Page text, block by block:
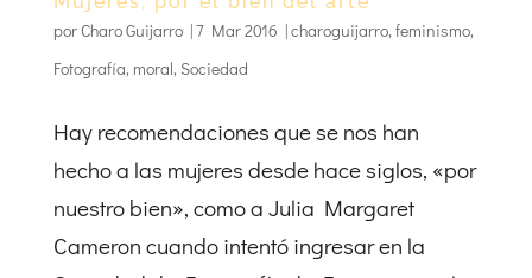
porCharo Guijarro|7 Mar 2016 |charoguijarro,feminismo,
Fotografía, moral, Sociedad
Hay recomendaciones que se nos han
hecho a las mujeres desde hace siglos, «por
nuestro bien», como a Julia Margaret
Cameron cuando intentó ingresar en la